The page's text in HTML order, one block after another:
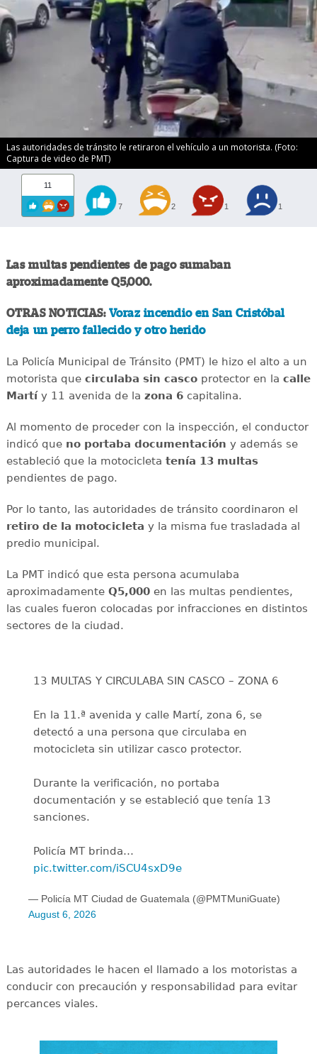
Las autoridades de tránsito le retiraron el vehículo a un motorista. (Foto:
Captura de video de PMT)
11
7 2 1 1
Las multas pendientes de pago sumaban
aproximadamente Q5,000.
OTRAS NOTICIAS: Voraz incendio en San Cristóbal
deja un perro fallecido y otro herido
La Policía Municipal de Tránsito (PMT) le hizo el alto a un
motorista quecirculaba sin cascoprotector en la calle
Martíy 11 avenida de la zona 6capitalina.
Al momento de proceder con la inspección, el conductor
indicó que no portaba documentación y además se
estableció que la motocicleta tenía 13 multas
pendientes de pago.
Por lo tanto, las autoridades de tránsito coordinaron el
retiro de la motocicleta y la misma fue trasladada al
predio municipal.
La PMT indicó que esta persona acumulaba
aproximadamente Q5,000en las multas pendientes,
las cuales fueron colocadas por infracciones en distintos
sectores de la ciudad.
13 MULTAS Y CIRCULABA SIN CASCO – ZONA 6
En la 11.ª avenida y calle Martí, zona 6, se
detectó a una persona que circulaba en
motocicleta sin utilizar casco protector.
Durante la verificación, no portaba
documentación y se estableció que tenía 13
sanciones.
Policía MT brinda…
pic.twitter.com/iSCU4sxD9e
— Policía MT Ciudad de Guatemala (@PMTMuniGuate)
August 6, 2026
Las autoridades le hacen el llamado a los motoristas a
conducir con precaución y responsabilidad para evitar
percances viales.